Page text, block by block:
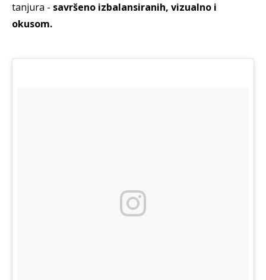
tanjura - savršeno izbalansiranih, vizualno i
okusom.